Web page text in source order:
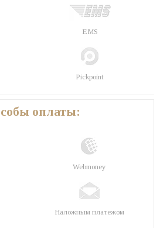
EMS
Pickpoint
оплаты:
Webmoney
Наложным платежом